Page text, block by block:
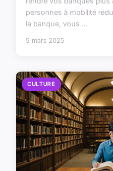
personnes à mobilité
la banque, vous ...
5 mars 2025
CULTURE